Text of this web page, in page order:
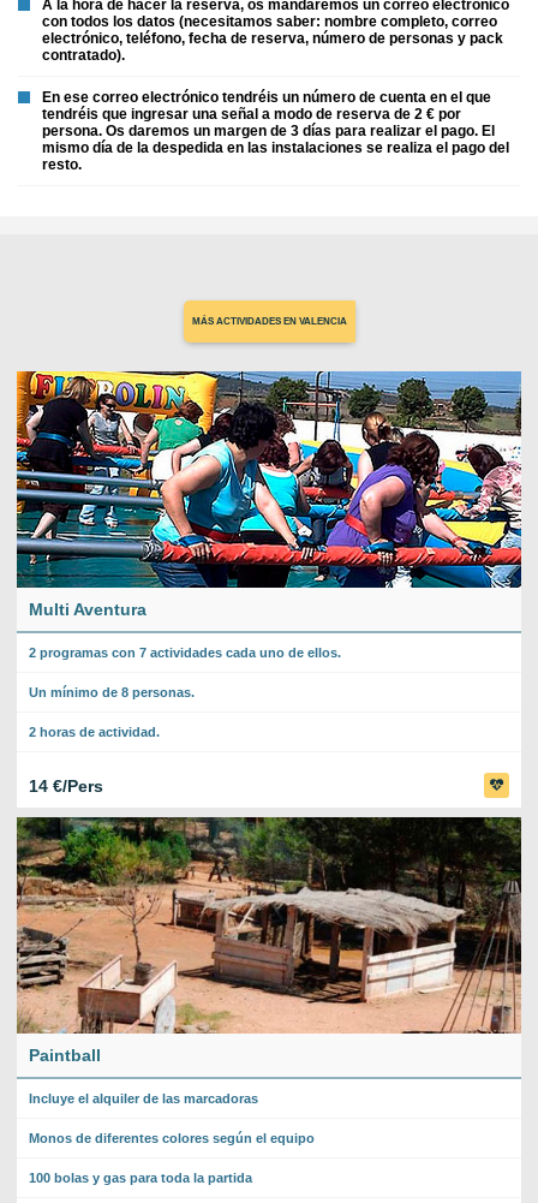
A la hora de hacer la reserva, os mandaremos un correo electrónico
con todos los datos (necesitamos saber: nombre completo, correo
electrónico, teléfono, fecha de reserva, número de personas y pack
contratado).
En ese correo electrónico tendréis un número de cuenta en el que
tendréis que ingresar una señal a modo de reserva de 2 € por
persona. Os daremos un margen de 3 días para realizar el pago. El
mismo día de la despedida en las instalaciones se realiza el pago del
resto.
MÁS ACTIVIDADES EN VALENCIA
Multi Aventura
2 programas con 7 actividades cada uno de ellos.
Un mínimo de 8 personas.
2 horas de actividad.
14 €/Pers
Paintball
Incluye el alquiler de las marcadoras
Monos de diferentes colores según el equipo
100 bolas y gas para toda la partida